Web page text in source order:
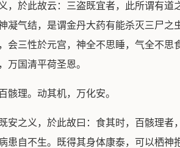
，於此故云：三盗既宜者，此所谓有
凝气结，是谓金丹大药有能杀灭三尸
会三性於元宫，神全不思睡，气全不
万国清平荷圣恩。
骸理。动其机，万化安。
安之义，於此故曰：食其时，百骸理
患自不生。既得其身体康泰，可以栖